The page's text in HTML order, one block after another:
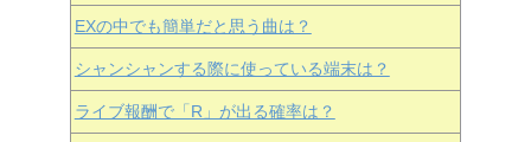
EXの中でも簡単だと思う曲は？
シャンシャンする際に使っている端末は？
ライブ報酬で「R」が出る確率は？